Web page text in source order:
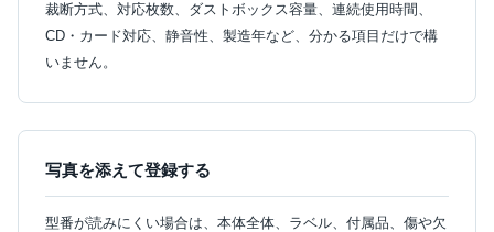
裁断方式、対応枚数、ダストボックス容量、連続使用時間、
CD・カード対応、静音性、製造年など、分かる項目だけで構
いません。
写真を添えて登録する
型番が読みにくい場合は、本体全体、ラベル、付属品、傷や欠